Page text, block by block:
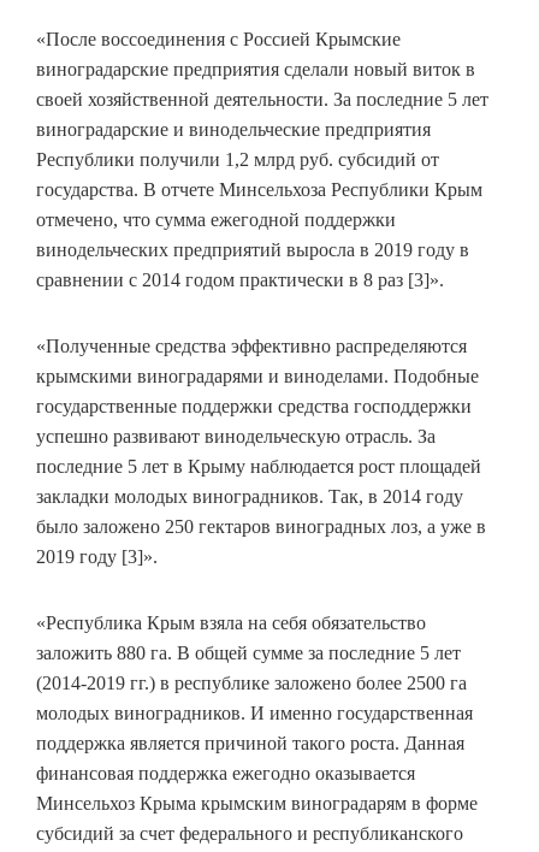
«После воссоединения с Россией Крымские
виноградарские предприятия сделали новый виток в
своей хозяйственной деятельности. За последние 5 лет
виноградарские и винодельческие предприятия
Республики получили 1,2 млрд руб. субсидий от
государства. В отчете Минсельхоза Республики Крым
отмечено, что сумма ежегодной поддержки
винодельческих предприятий выросла в 2019 году в
сравнении с 2014 годом практически в 8 раз [3]».
«Полученные средства эффективно распределяются
крымскими виноградарями и виноделами. Подобные
государственные поддержки средства господдержки
успешно развивают винодельческую отрасль. За
последние 5 лет в Крыму наблюдается рост площадей
закладки молодых виноградников. Так, в 2014 году
было заложено 250 гектаров виноградных лоз, а уже в
2019 году [3]».
«Республика Крым взяла на себя обязательство
заложить 880 га. В общей сумме за последние 5 лет
(2014-2019 гг.) в республике заложено более 2500 га
молодых виноградников. И именно государственная
поддержка является причиной такого роста. Данная
финансовая поддержка ежегодно оказывается
Минсельхоз Крыма крымским виноградарям в форме
субсидий за счет федерального и республиканского